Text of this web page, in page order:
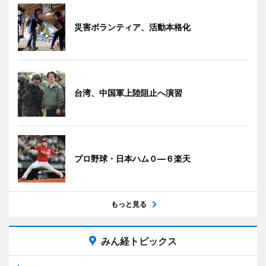
災害ボランティア、活動本格化
台湾、中国軍上陸阻止へ演習
プロ野球・日本ハム０―６楽天
もっと見る
みん経トピックス